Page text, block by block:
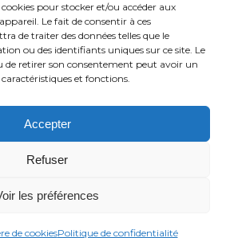
pour stocker et/ou accéder aux
Le fait de consentir à ces
de traiter des données telles que le
ou des identifiants uniques sur ce site. Le
de retirer son consentement peut avoir un
et fonctions.
Accepter
Refuser
les préférences
de cookiesPolitique de confidentialité
Fitness. All Rights Reserved
d'utilisation
d'accessibilité